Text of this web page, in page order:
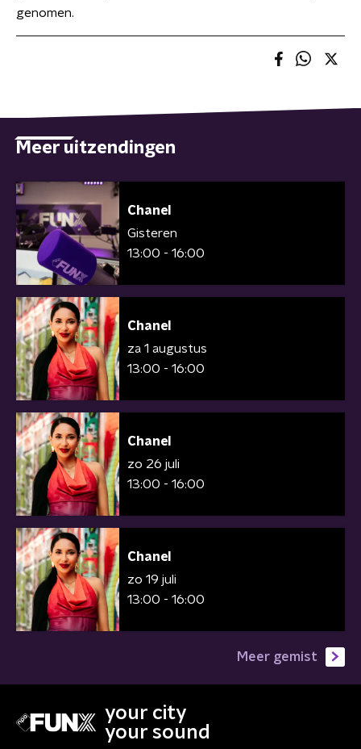
genomen.
Meer uitzendingen
Chanel
Gisteren
13:00 - 16:00
Chanel
za 1 augustus
13:00 - 16:00
Chanel
zo 26 juli
13:00 - 16:00
Chanel
zo 19 juli
13:00 - 16:00
Meer gemist
your city
your sound